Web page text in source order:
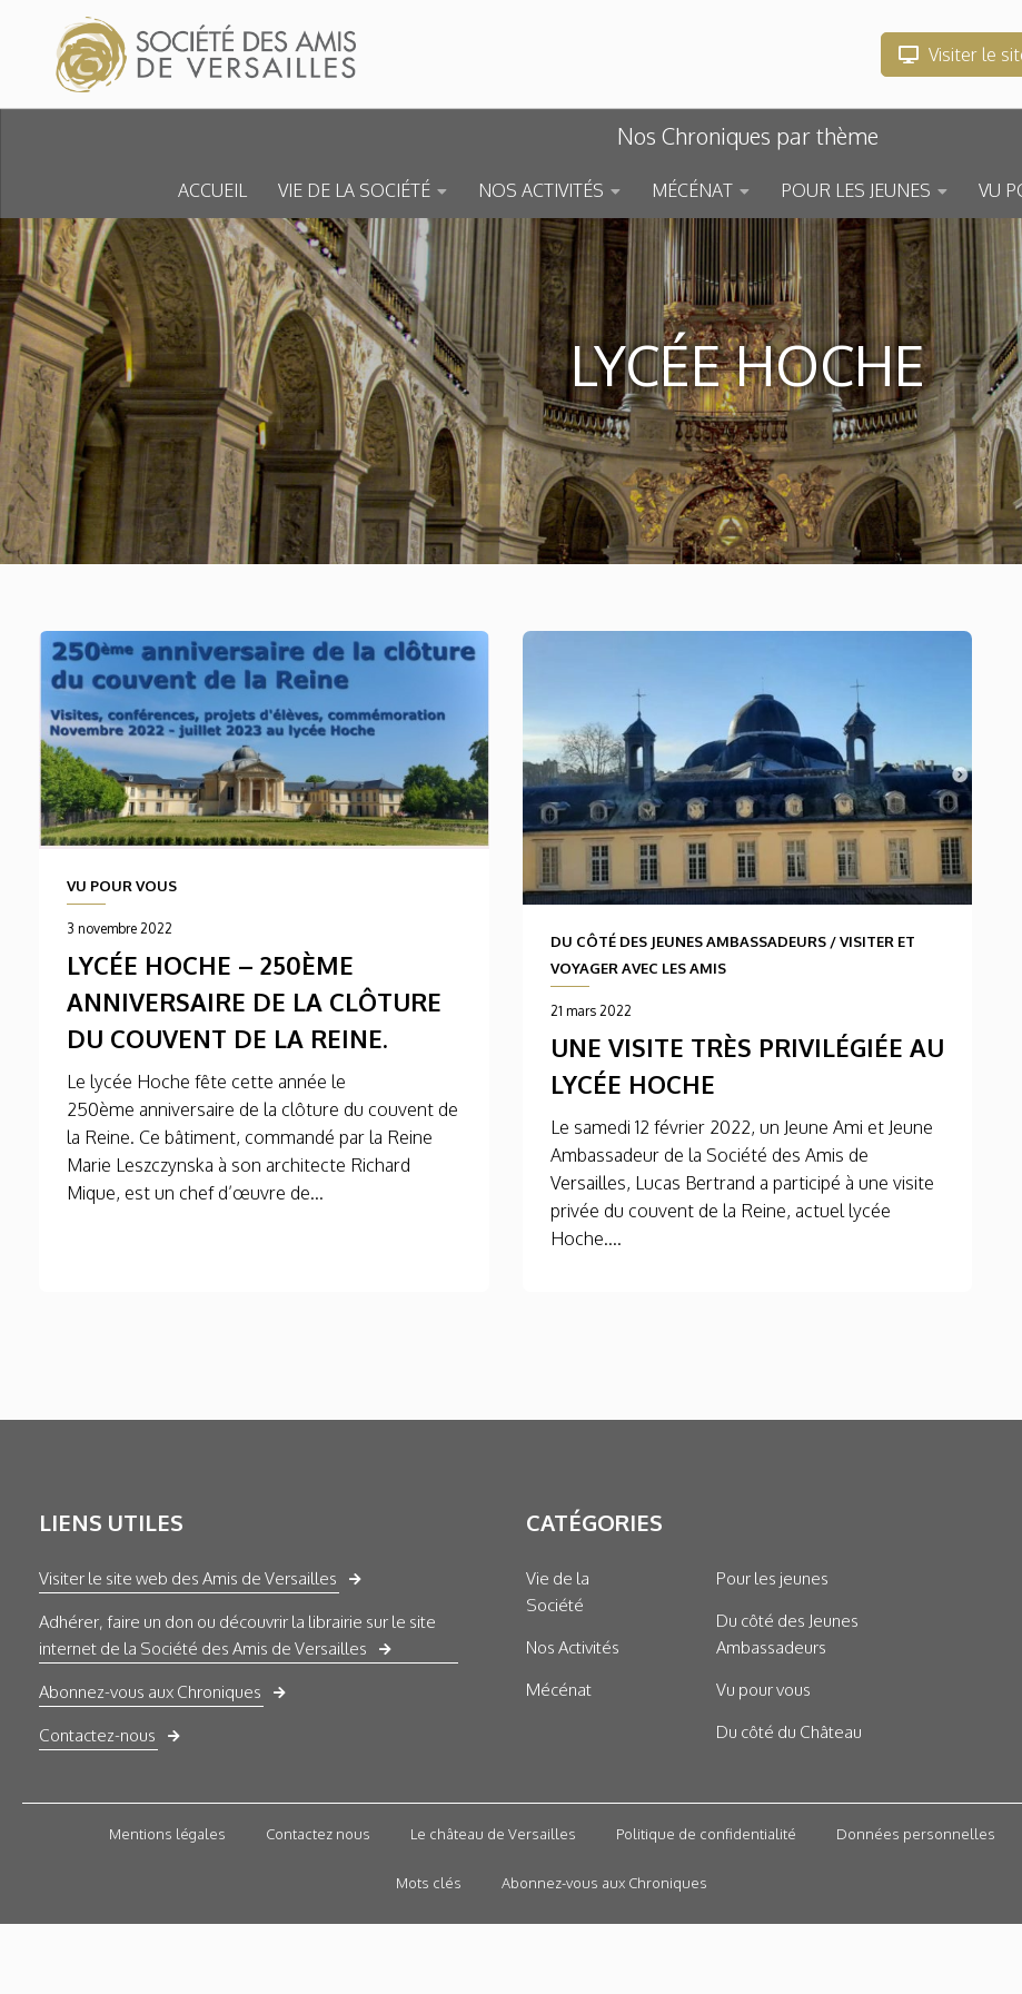
Skip to content
Visiter le
Nos Chroniques par thème
ACCUEIL VIE DE LA SOCIÉTÉ NOS ACTIVITÉS MÉCÉNAT POUR LES JEUNES VU
LYCÉE HOCHE
VU POUR VOUS
3 novembre 2022
LYCÉE HOCHE – 250ÈME
ANNIVERSAIRE DE LA CLÔTURE
DU COUVENT DE LA REINE.
Le lycée Hoche fête cette année le
250ème anniversaire de la clôture du couvent de
la Reine. Ce bâtiment, commandé par la Reine
Marie Leszczynska à son architecte Richard
Mique, est un chef d’œuvre de...
DU CÔTÉ DES JEUNES AMBASSADEURS/VISITER ET
VOYAGER AVEC LES AMIS
21 mars 2022
UNE VISITE TRÈS PRIVILÉGIÉE AU
LYCÉE HOCHE
Le samedi 12 février 2022, un Jeune Ami et Jeune
Ambassadeur de la Société des Amis de
Versailles, Lucas Bertrand a participé à une visite
privée du couvent de la Reine, actuel lycée
Hoche....
LIENS UTILES
Visiter le site web des Amis de Versailles
Adhérer, faire un don ou découvrir la librairie sur le site
internet de la Société des Amis de Versailles
Abonnez-vous aux Chroniques
Contactez-nous
CATÉGORIES
Vie de la
Société
Nos Activités
Mécénat
Pour les jeunes
Du côté des Jeunes
Ambassadeurs
Vu pour vous
Du côté du Château
Mentions légales Contactez nous Le château de Versailles Politique de confidentialité Données personnelles
Mots clés Abonnez-vous aux Chroniques